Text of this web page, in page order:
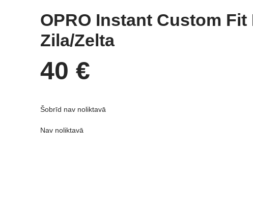
OPRO Instant Custom Fit
Zila/Zelta
40 €
Šobrīd nav noliktavā
Nav noliktavā